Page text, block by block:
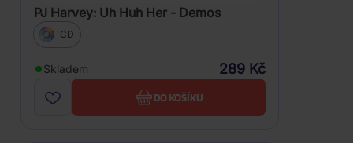
PJ Harvey: Uh Huh Her - Demos
CD
Skladem 289 Kč
DO KOŠÍKU